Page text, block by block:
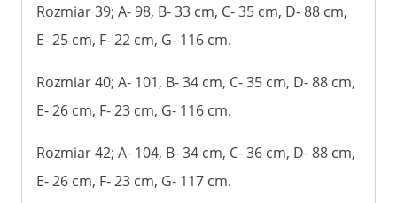
Rozmiar 39; A- 98, B- 33 cm, C- 35 cm, D- 88 cm,
E- 25 cm, F- 22 cm, G- 116 cm.
Rozmiar 40; A- 101, B- 34 cm, C- 35 cm, D- 88 cm,
E- 26 cm, F- 23 cm, G- 116 cm.
Rozmiar 42; A- 104, B- 34 cm, C- 36 cm, D- 88 cm,
E- 26 cm, F- 23 cm, G- 117 cm.